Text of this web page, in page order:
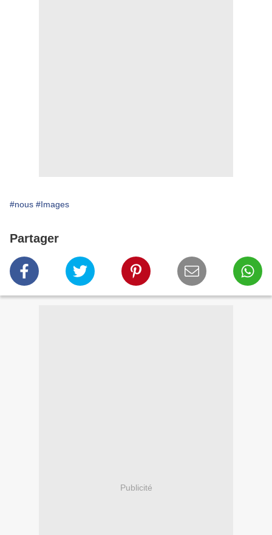
#nous #Images
Partager
Publicité